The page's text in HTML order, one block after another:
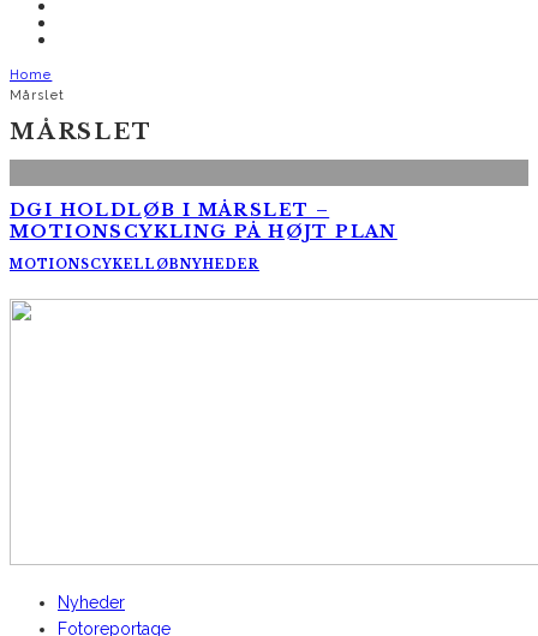
Home
Mårslet
MÅRSLET
DGI HOLDLØB I MÅRSLET –
MOTIONSCYKLING PÅ HØJT PLAN
MOTIONSCYKELLØBNYHEDER
Nyheder
Fotoreportage